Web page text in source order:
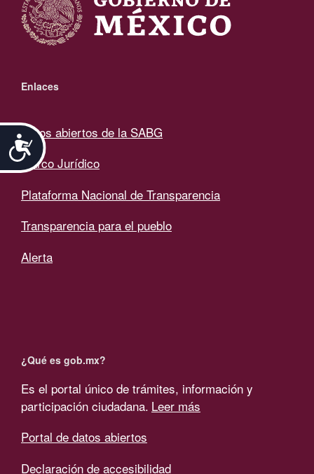
Accesibilidad
Enlaces
Datos abiertos de la SABG
Marco Jurídico
Plataforma Nacional de Transparencia
Transparencia para el pueblo
Alerta
¿Qué es gob.mx?
Es el portal único de trámites, información y
participación ciudadana. Leer más
Portal de datos abiertos
Declaración de accesibilidad